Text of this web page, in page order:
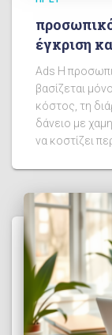
έγκριση
Ads Η
βασίζεται
κόστος, τη
δάνειο με
να κοστίζει